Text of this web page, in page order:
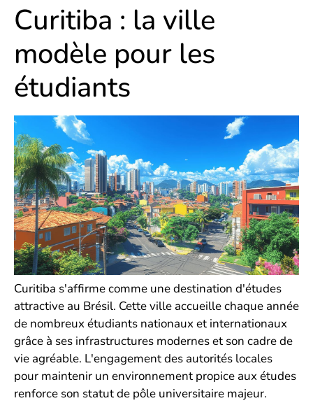
Curitiba : la ville
modèle pour les
étudiants
Curitiba s'affirme comme une destination d'études
attractive au Brésil. Cette ville accueille chaque année
de nombreux étudiants nationaux et internationaux
grâce à ses infrastructures modernes et son cadre de
vie agréable. L'engagement des autorités locales
pour maintenir un environnement propice aux études
renforce son statut de pôle universitaire majeur.